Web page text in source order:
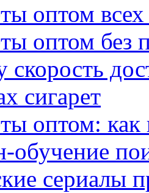
оптом
оптом без
скорость
сигарет
оптом:
обучение
сериалы